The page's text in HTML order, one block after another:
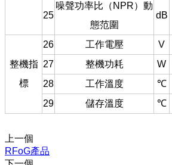
25
噪聲功率比（NPR）動
態范圍
dB
整機指
標
26 工作電壓 V
27
整機功耗 W
28
工作溫度 ℃
29
儲存溫度 ℃
上一個
RFoG產品